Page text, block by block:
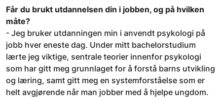
Får du brukt utdannelsen din i jobben, og på hvilken
måte?
- Jeg bruker utdanningen min i anvendt psykologi på
jobb hver eneste dag. Under mitt bachelorstudium
lærte jeg viktige, sentrale teorier innenfor psykologi
som har gitt meg grunnlaget for å forstå barns utvikling
og læring, samt gitt meg en systemforståelse som er
helt avgjørende når man jobber med å hjelpe ungdom.